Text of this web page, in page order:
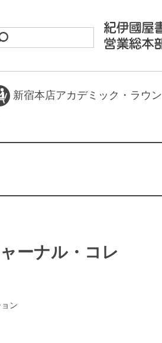
新宿本店アカデミック・ラウン
ーナル・コレ
ン